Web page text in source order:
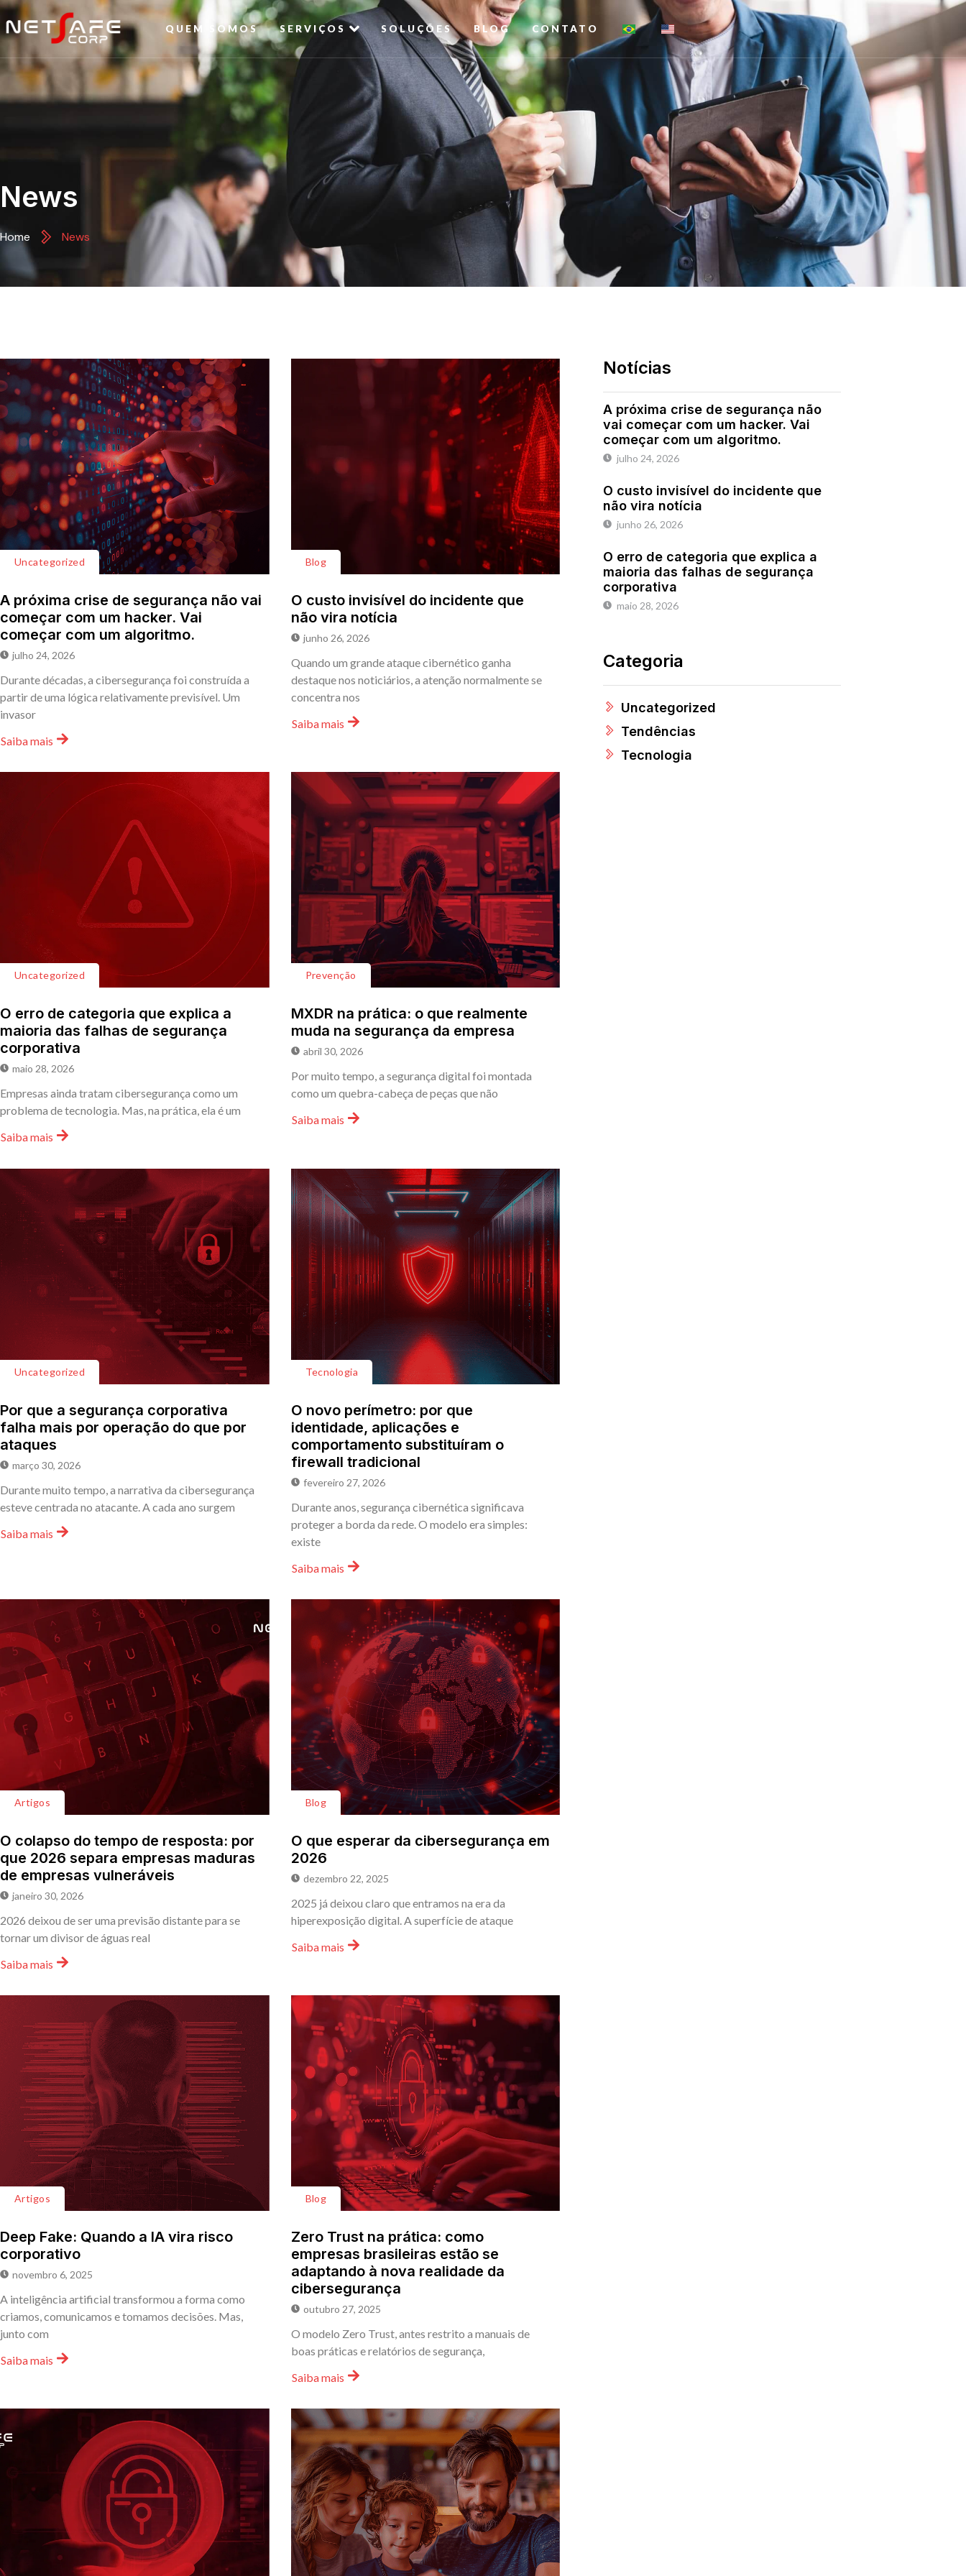
QUEM SOMOS SERVIÇOS SOLUÇÕES BLOG CONTATO
News
Home News
Uncategorized
A próxima crise de segurança não vai
começar com um hacker. Vai
começar com um algoritmo.
julho 24, 2026
Durante décadas, a cibersegurança foi construída a
partir de uma lógica relativamente previsível. Um
invasor
Saiba mais
Blog
O custo invisível do incidente que
não vira notícia
junho 26, 2026
Quando um grande ataque cibernético ganha
destaque nos noticiários, a atenção normalmente se
concentra nos
Saiba mais
Uncategorized
O erro de categoria que explica a
maioria das falhas de segurança
corporativa
maio 28, 2026
Empresas ainda tratam cibersegurança como um
problema de tecnologia. Mas, na prática, ela é um
Saiba mais
Prevenção
MXDR na prática: o que realmente
muda na segurança da empresa
abril 30, 2026
Por muito tempo, a segurança digital foi montada
como um quebra-cabeça de peças que não
Saiba mais
Uncategorized
Por que a segurança corporativa
falha mais por operação do que por
ataques
março 30, 2026
Durante muito tempo, a narrativa da cibersegurança
esteve centrada no atacante. A cada ano surgem
Saiba mais
Tecnologia
O novo perímetro: por que
identidade, aplicações e
comportamento substituíram o
firewall tradicional
fevereiro 27, 2026
Durante anos, segurança cibernética significava
proteger a borda da rede. O modelo era simples:
existe
Saiba mais
Artigos
O colapso do tempo de resposta: por
que 2026 separa empresas maduras
de empresas vulneráveis
janeiro 30, 2026
2026 deixou de ser uma previsão distante para se
tornar um divisor de águas real
Saiba mais
Blog
O que esperar da cibersegurança em
2026
dezembro 22, 2025
2025 já deixou claro que entramos na era da
hiperexposição digital. A superfície de ataque
Saiba mais
Artigos
Deep Fake: Quando a IA vira risco
corporativo
novembro 6, 2025
A inteligência artificial transformou a forma como
criamos, comunicamos e tomamos decisões. Mas,
junto com
Saiba mais
Blog
Zero Trust na prática: como
empresas brasileiras estão se
adaptando à nova realidade da
cibersegurança
outubro 27, 2025
O modelo Zero Trust, antes restrito a manuais de
boas práticas e relatórios de segurança,
Saiba mais
Notícias
A próxima crise de segurança não
vai começar com um hacker. Vai
começar com um algoritmo.
julho 24, 2026
O custo invisível do incidente que
não vira notícia
junho 26, 2026
O erro de categoria que explica a
maioria das falhas de segurança
corporativa
maio 28, 2026
Categoria
Uncategorized
Tendências
Tecnologia